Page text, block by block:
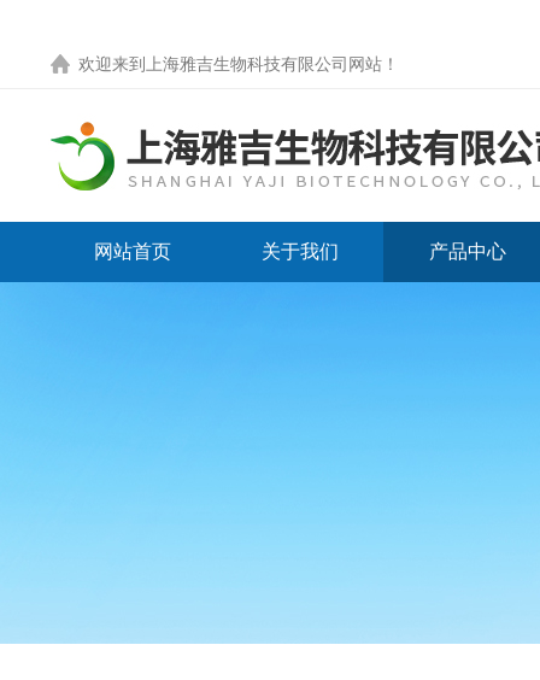
欢迎来到 上海雅吉生物科技有限公司网站 ！
网站首页 关于我们 产品中心